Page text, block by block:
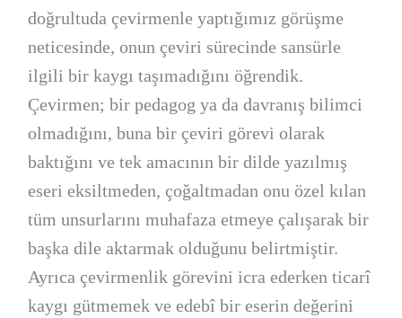
doğrultuda çevirmenle yaptığımız görüşme
neticesinde, onun çeviri sürecinde sansürle
ilgili bir kaygı taşımadığını öğrendik.
Çevirmen; bir pedagog ya da davranış bilimci
olmadığını, buna bir çeviri görevi olarak
baktığını ve tek amacının bir dilde yazılmış
eseri eksiltmeden, çoğaltmadan onu özel kılan
tüm unsurlarını muhafaza etmeye çalışarak bir
başka dile aktarmak olduğunu belirtmiştir.
Ayrıca çevirmenlik görevini icra ederken ticarî
kaygı gütmemek ve edebî bir eserin değerini